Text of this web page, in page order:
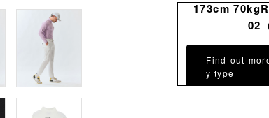
173cm
02
Find out
y type